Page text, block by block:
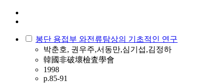
봉단 용접부 와전류탐상의 기초적인 연구
박춘호, 권우주,서동만,심기섭,김정하
韓國非破壞檢査學會
1998
p.85-91